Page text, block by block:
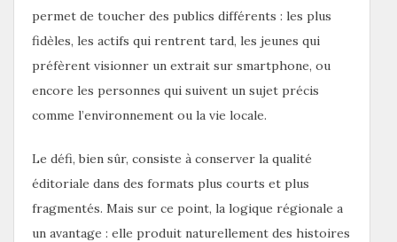
permet de toucher des publics différents : les plus
fidèles, les actifs qui rentrent tard, les jeunes qui
préfèrent visionner un extrait sur smartphone, ou
encore les personnes qui suivent un sujet précis
comme l’environnement ou la vie locale.
Le défi, bien sûr, consiste à conserver la qualité
éditoriale dans des formats plus courts et plus
fragmentés. Mais sur ce point, la logique régionale a
un avantage : elle produit naturellement des histoires